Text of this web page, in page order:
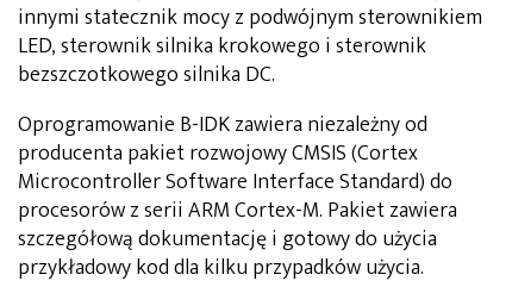
innymi statecznik mocy z podwójnym sterownikiem
LED, sterownik silnika krokowego i sterownik
bezszczotkowego silnika DC.
Oprogramowanie B-IDK zawiera niezależny od
producenta pakiet rozwojowy CMSIS (Cortex
Microcontroller Software Interface Standard) do
procesorów z serii ARM Cortex-M. Pakiet zawiera
szczegółową dokumentację i gotowy do użycia
przykładowy kod dla kilku przypadków użycia.